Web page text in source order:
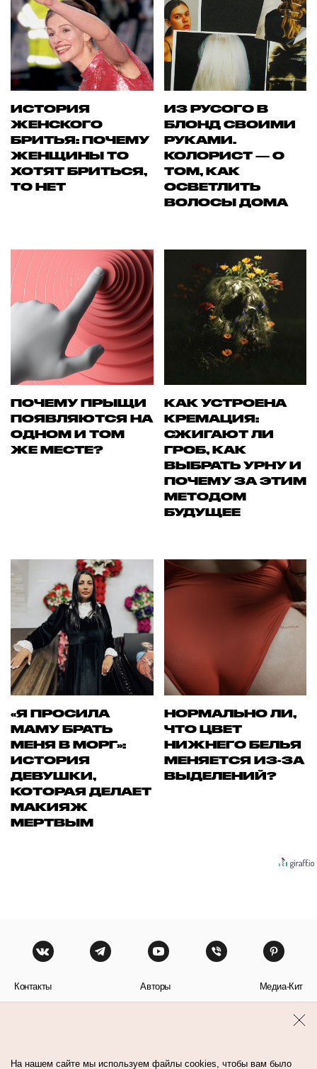
ИСТОРИЯ
ЖЕНСКОГО
БРИТЬЯ: ПОЧЕМУ
ЖЕНЩИНЫ ТО
ХОТЯТ БРИТЬСЯ,
ТО НЕТ
ИЗ РУСОГО В
БЛОНД СВОИМИ
РУКАМИ.
КОЛОРИСТ — О
ТОМ, КАК
ОСВЕТЛИТЬ
ВОЛОСЫ ДОМА
ПОЧЕМУ ПРЫЩИ
ПОЯВЛЯЮТСЯ НА
ОДНОМ И ТОМ
ЖЕ МЕСТЕ?
КАК УСТРОЕНА
КРЕМАЦИЯ:
СЖИГАЮТ ЛИ
ГРОБ, КАК
ВЫБРАТЬ УРНУ И
ПОЧЕМУ ЗА ЭТИМ
МЕТОДОМ
БУДУЩЕЕ
«Я ПРОСИЛА
МАМУ БРАТЬ
МЕНЯ В МОРГ»:
ИСТОРИЯ
ДЕВУШКИ,
КОТОРАЯ ДЕЛАЕТ
МАКИЯЖ
МЕРТВЫМ
НОРМАЛЬНО ЛИ,
ЧТО ЦВЕТ
НИЖНЕГО БЕЛЬЯ
МЕНЯЕТСЯ ИЗ-ЗА
ВЫДЕЛЕНИЙ?
Контакты Авторы Медиа-Кит
На нашем сайте мы используем файлы cookies, чтобы вам было